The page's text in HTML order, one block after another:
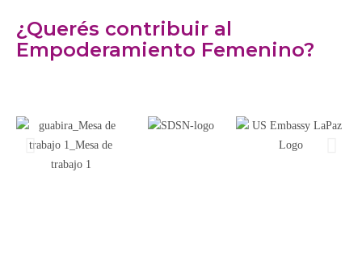
¿Querés contribuir al
Empoderamiento Femenino?